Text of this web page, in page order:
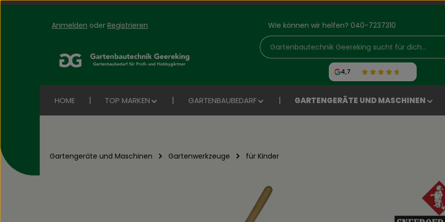
Zum Hauptinhalt springen
Zur Suche springen
Zur Hauptnavigation springen
Anmelden oder Registrieren Wie können wir helfen? 040-7237310
4,7
HOME TOP MARKEN GARTENBAUBEDARF GARTENGERÄTE UND MASCHINEN
Gartengeräte und Maschinen Gartenwerkzeuge für Kinder